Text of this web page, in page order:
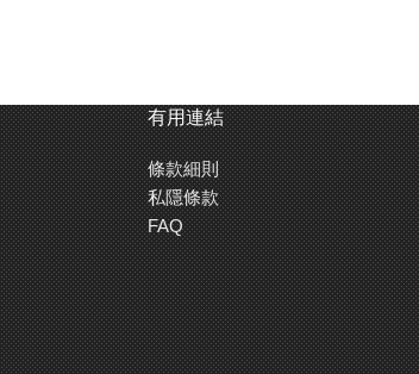
有用連結
條款細則
私隱條款
FAQ